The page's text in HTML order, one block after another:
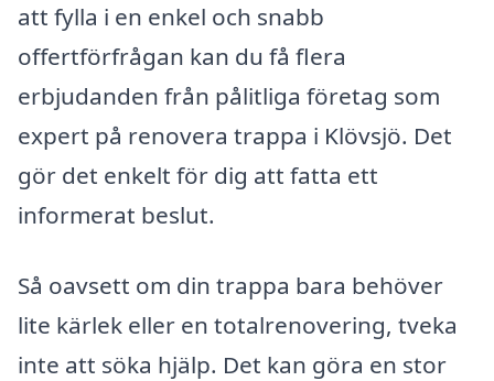
att fylla i en enkel och snabb
offertförfrågan kan du få flera
erbjudanden från pålitliga företag som
expert på renovera trappa i Klövsjö. Det
gör det enkelt för dig att fatta ett
informerat beslut.
Så oavsett om din trappa bara behöver
lite kärlek eller en totalrenovering, tveka
inte att söka hjälp. Det kan göra en stor